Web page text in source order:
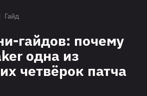
Гайд
гайдов: почему
одна из
четвёрок патча